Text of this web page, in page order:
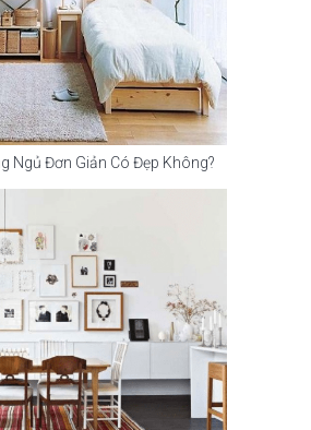
Ngủ Đơn Giản Có Đẹp Không?